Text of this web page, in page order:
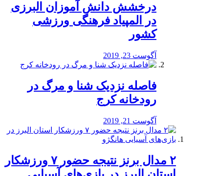
درخشش دانش آموزان البرزی
در المپیاد فرهنگی ورزشی
کشور
آگوست 23, 2019
️فاصله نزدیک شنا و مرگ در
رودخانه کرج
آگوست 21, 2019
۲ مدال برنز نتیجه حضور ۷ ورزشکار